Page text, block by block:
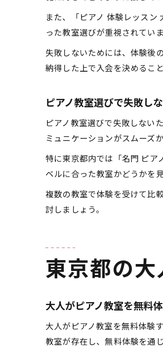
また、「ピアノ 体験レッス
った教室選びが重視されてい
失敗しないためには、体験後
納得した上で入会を決めるこ
ピアノ教室選びで失敗し
ピアノ教室選びで失敗しない
ミュニケーションがスムーズ
特に東京都内では「名門 ピア
ベルに合った教室かどうかを
複数の教室で体験を受けて比
討しましょう。
東京都の
大人がピアノ教室を無料
大人がピアノ教室を無料体験
教室が存在し、無料体験を通